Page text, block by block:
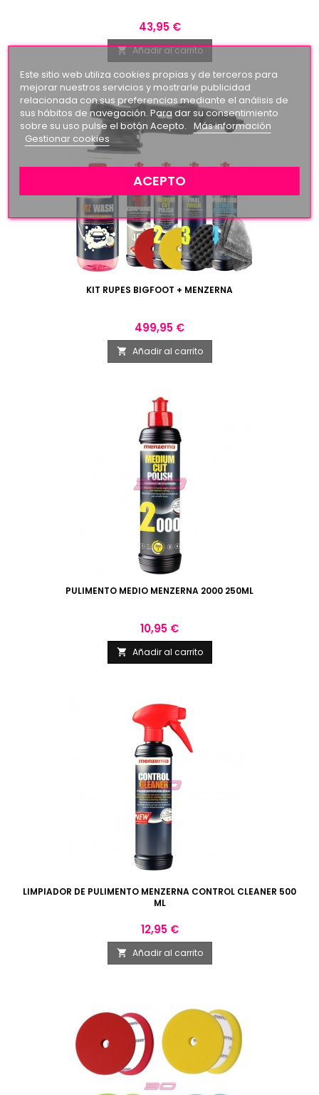
Precio
43,95 €
 Añadir al carrito
KIT RUPES BIGFOOT + MENZERNA
Precio
499,95 €
 Añadir al carrito
PULIMENTO MEDIO MENZERNA 2000 250ML
Precio
10,95 €
 Añadir al carrito
LIMPIADOR DE PULIMENTO MENZERNA CONTROL CLEANER 500
ML
Precio
12,95 €
 Añadir al carrito
Este sitio web utiliza cookies propias y de terceros para
mejorar nuestros servicios y mostrarle publicidad
relacionada con sus preferencias mediante el análisis de
sus hábitos de navegación. Para dar su consentimiento
sobre su uso pulse el botón Acepto. Más información
Gestionar cookies
ACEPTO